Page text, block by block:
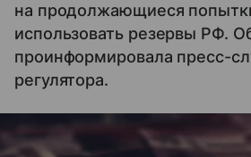
на продолжающиеся
использовать резервы РФ.
проинформировала пресс-
регулятора.